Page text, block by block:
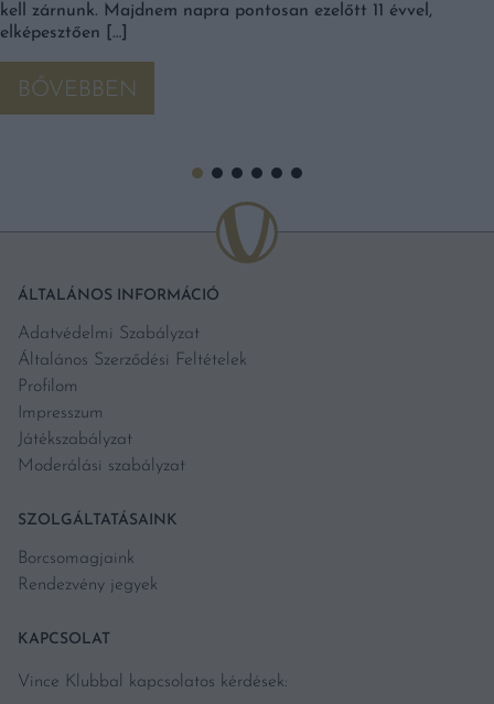
kell zárnunk. Majdnem napra pontosan ezelőtt 11 évvel,
elképesztően […]
BŐVEBBEN
ÁLTALÁNOS INFORMÁCIÓ
Adatvédelmi Szabályzat
Általános Szerződési Feltételek
Profilom
Impresszum
Játékszabályzat
Moderálási szabályzat
SZOLGÁLTATÁSAINK
Borcsomagjaink
Rendezvény jegyek
KAPCSOLAT
Vince Klubbal kapcsolatos kérdések: